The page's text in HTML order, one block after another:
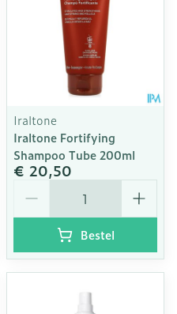
Iraltone
Iraltone Fortifying
Shampoo Tube 200ml
€ 20,50
Bestel